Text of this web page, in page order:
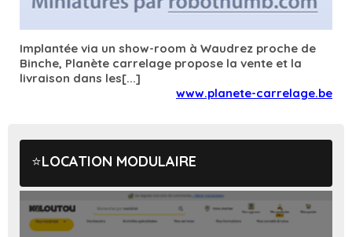
Implantée via un show-room à Waudrez proche de
Binche, Planète carrelage propose la vente et la
livraison dans les[...]
www.planete-carrelage.be
LOCATION MODULAIRE